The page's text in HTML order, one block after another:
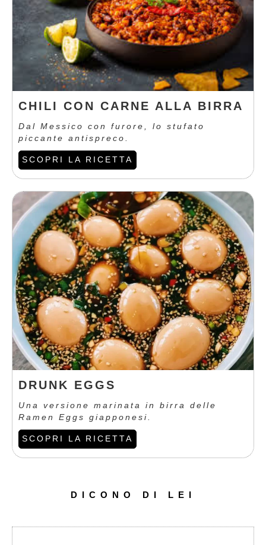
CHILI CON CARNE ALLA BIRRA
Dal Messico con furore, lo stufato
piccante antispreco.
SCOPRI LA RICETTA
DRUNK EGGS
Una versione marinata in birra delle
Ramen Eggs giapponesi.
SCOPRI LA RICETTA
DICONO DI LEI